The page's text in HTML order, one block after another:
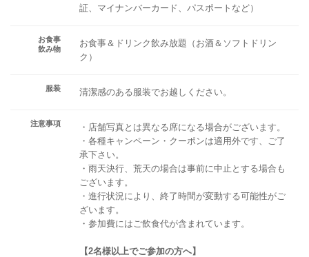
証、マイナンバーカード、パスポートなど）
お食事
飲み物
お食事＆ドリンク飲み放題（お酒＆ソフトドリン
ク）
服装 清潔感のある服装でお越しください。
注意事項
・店舗写真とは異なる席になる場合がございます。
・各種キャンペーン・クーポンは適用外です、ご了
承下さい。
・雨天決行、荒天の場合は事前に中止とする場合も
ございます。
・進行状況により、終了時間が変動する可能性がご
ざいます。
・参加費にはご飲食代が含まれています。
【2名様以上でご参加の方へ】